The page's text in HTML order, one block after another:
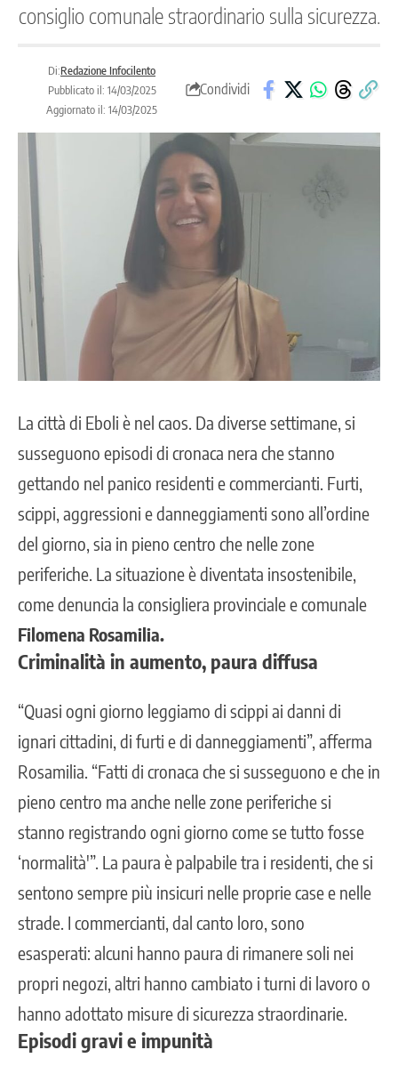
consiglio comunale straordinario sulla sicurezza.
Di:Redazione Infocilento
Pubblicato il: 14/03/2025
Aggiornato il: 14/03/2025
Condividi
La città di Eboli è nel caos. Da diverse settimane, si
susseguono episodi di cronaca nera che stanno
gettando nel panico residenti e commercianti. Furti,
scippi, aggressioni e danneggiamenti sono all’ordine
del giorno, sia in pieno centro che nelle zone
periferiche. La situazione è diventata insostenibile,
come denuncia la consigliera provinciale e comunale
Filomena Rosamilia.
Criminalità in aumento, paura diffusa
“Quasi ogni giorno leggiamo di scippi ai danni di
ignari cittadini, di furti e di danneggiamenti”, afferma
Rosamilia. “Fatti di cronaca che si susseguono e che in
pieno centro ma anche nelle zone periferiche si
stanno registrando ogni giorno come se tutto fosse
‘normalità'”. La paura è palpabile tra i residenti, che si
sentono sempre più insicuri nelle proprie case e nelle
strade. I commercianti, dal canto loro, sono
esasperati: alcuni hanno paura di rimanere soli nei
propri negozi, altri hanno cambiato i turni di lavoro o
hanno adottato misure di sicurezza straordinarie.
Episodi gravi e impunità